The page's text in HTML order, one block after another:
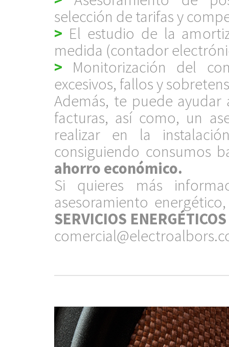
selección de tarifas y
> El estudio de la
medida (contador
> Monitorización del
excesivos, fallos y
Además, te puede
facturas, así como, un
realizar en la
consiguiendo consumos
ahorro económico.
Si quieres más
asesoramiento
SERVICIOS ENERGÉTICOS